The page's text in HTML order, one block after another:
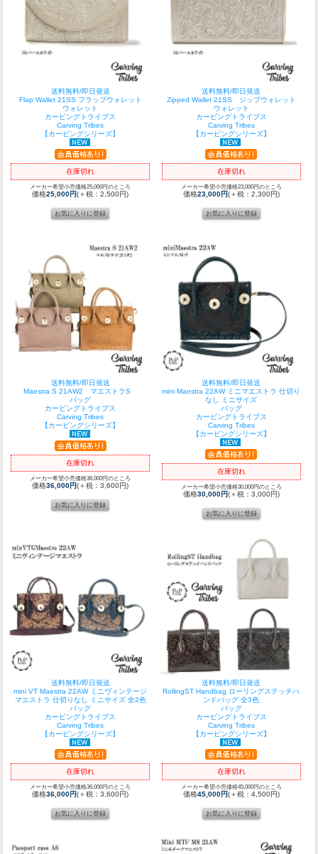
送料無料/即日発送
Flap Wallet 21SS フラップウォレット
ウォレット
カービングトライブス
Carving Tribes
【カービングシリーズ】
在庫切れ
メーカー希望小売価格25,000円のところ
価格25,000円(＋税：2,500円)
送料無料/即日発送
Zipped Wallet 21SS ジップウォレット
ウォレット
カービングトライブス
Carving Tribes
【カービングシリーズ】
在庫切れ
メーカー希望小売価格23,000円のところ
価格23,000円(＋税：2,300円)
送料無料/即日発送
Maestra S 21AW2 マエストラS
バッグ
カービングトライブス
Carving Tribes
【カービングシリーズ】
在庫切れ
メーカー希望小売価格36,000円のところ
価格36,000円(＋税：3,600円)
送料無料/即日発送
mini Maestra 22AW ミニマエストラ 仕切り
なし ミニサイズ
バッグ
カービングトライブス
Carving Tribes
【カービングシリーズ】
在庫切れ
メーカー希望小売価格30,000円のところ
価格30,000円(＋税：3,000円)
送料無料/即日発送
mini VT Maestra 22AW ミニヴィンテージ
マエストラ 仕切りなし ミニサイズ 全2色
バッグ
カービングトライブス
Carving Tribes
【カービングシリーズ】
在庫切れ
メーカー希望小売価格36,000円のところ
価格36,000円(＋税：3,600円)
送料無料/即日発送
RollingST Handbag ローリングステッチハ
ンドバッグ 全3色
バッグ
カービングトライブス
Carving Tribes
【カービングシリーズ】
在庫切れ
メーカー希望小売価格45,000円のところ
価格45,000円(＋税：4,500円)